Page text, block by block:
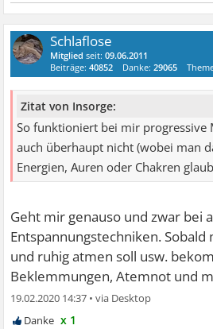
Schlaflose
Mitglied seit:09.06.2011
Beiträge:40852 Danke:29065
Zitat von Insorge:
So funktioniert bei mir progressive
auch überhaupt nicht (wobei man
Energien, Auren oder Chakren
Geht mir genauso und zwar bei
Entspannungstechniken. Sobald
und ruhig atmen soll usw.
Beklemmungen, Atemnot und
19.02.2020 14:37 •
x 1